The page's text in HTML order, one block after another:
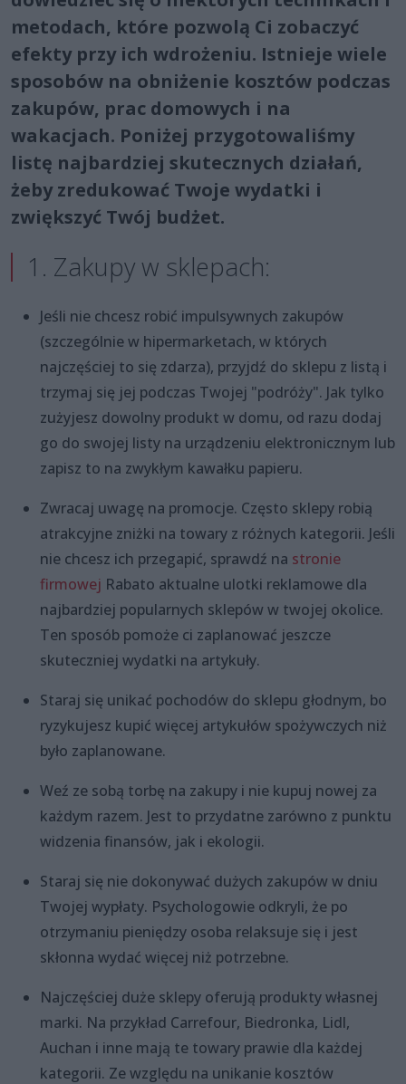
metodach, które pozwolą Ci zobaczyć
efekty przy ich wdrożeniu. Istnieje wiele
sposobów na obniżenie kosztów podczas
zakupów, prac domowych i na
wakacjach. Poniżej przygotowaliśmy
listę najbardziej skutecznych działań,
żeby zredukować Twoje wydatki i
zwiększyć Twój budżet.
1. Zakupy w sklepach:
Jeśli nie chcesz robić impulsywnych zakupów
(szczególnie w hipermarketach, w których
najczęściej to się zdarza), przyjdź do sklepu z listą i
trzymaj się jej podczas Twojej "podróży". Jak tylko
zużyjesz dowolny produkt w domu, od razu dodaj
go do swojej listy na urządzeniu elektronicznym lub
zapisz to na zwykłym kawałku papieru.
Zwracaj uwagę na promocje. Często sklepy robią
atrakcyjne zniżki na towary z różnych kategorii. Jeśli
nie chcesz ich przegapić, sprawdź na stronie
firmowej Rabato aktualne ulotki reklamowe dla
najbardziej popularnych sklepów w twojej okolice.
Ten sposób pomoże ci zaplanować jeszcze
skuteczniej wydatki na artykuły.
Staraj się unikać pochodów do sklepu głodnym, bo
ryzykujesz kupić więcej artykułów spożywczych niż
było zaplanowane.
Weź ze sobą torbę na zakupy i nie kupuj nowej za
każdym razem. Jest to przydatne zarówno z punktu
widzenia finansów, jak i ekologii.
Staraj się nie dokonywać dużych zakupów w dniu
Twojej wypłaty. Psychologowie odkryli, że po
otrzymaniu pieniędzy osoba relaksuje się i jest
skłonna wydać więcej niż potrzebne.
Najczęściej duże sklepy oferują produkty własnej
marki. Na przykład Carrefour, Biedronka, Lidl,
Auchan i inne mają te towary prawie dla każdej
kategorii. Ze względu na unikanie kosztów